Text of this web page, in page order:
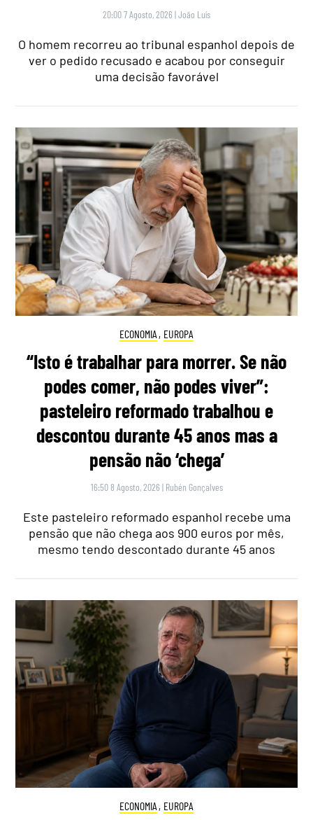
20:00 7 Agosto, 2026 |João Luís
O homem recorreu ao tribunal espanhol depois de
ver o pedido recusado e acabou por conseguir
uma decisão favorável
ECONOMIA , EUROPA
“Isto é trabalhar para morrer. Se não
podes comer, não podes viver”:
pasteleiro reformado trabalhou e
descontou durante 45 anos mas a
pensão não ‘chega’
16:50 8 Agosto, 2026 | Rubén Gonçalves
Este pasteleiro reformado espanhol recebe uma
pensão que não chega aos 900 euros por mês,
mesmo tendo descontado durante 45 anos
ECONOMIA , EUROPA